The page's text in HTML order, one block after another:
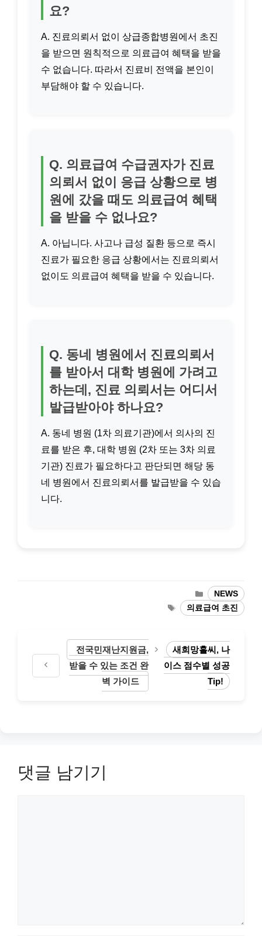
요?
A. 진료의뢰서 없이 상급종합병원에서 초진
을 받으면 원칙적으로 의료급여 혜택을 받을
수 없습니다. 따라서 진료비 전액을 본인이
부담해야 할 수 있습니다.
Q. 의료급여 수급권자가 진료
의뢰서 없이 응급 상황으로 병
원에 갔을 때도 의료급여 혜택
을 받을 수 없나요?
A. 아닙니다. 사고나 급성 질환 등으로 즉시
진료가 필요한 응급 상황에서는 진료의뢰서
없이도 의료급여 혜택을 받을 수 있습니다.
Q. 동네 병원에서 진료의뢰서
를 받아서 대학 병원에 가려고
하는데, 진료 의뢰서는 어디서
발급받아야 하나요?
A. 동네 병원 (1차 의료기관)에서 의사의 진
료를 받은 후, 대학 병원 (2차 또는 3차 의료
기관) 진료가 필요하다고 판단되면 해당 동
네 병원에서 진료의뢰서를 발급받을 수 있습
니다.
카
테
고
NEWS
태
그
의료급여 초진
전국민재난지원금,
받을 수 있는 조건 완
벽 가이드
새희망홀씨, 나
이스 점수별 성공
Tip!
댓글 남기기